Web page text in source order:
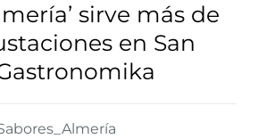
sirve más de
en San